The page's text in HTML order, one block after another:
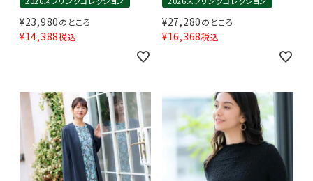
¥23,980のところ
¥14,388税込
¥27,280のところ
¥16,368税込